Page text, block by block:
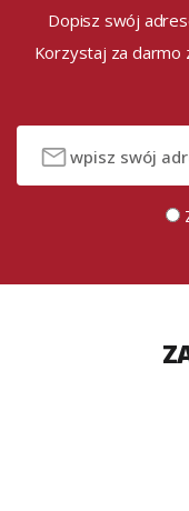
Dopisz swój
Korzystaj za darmo